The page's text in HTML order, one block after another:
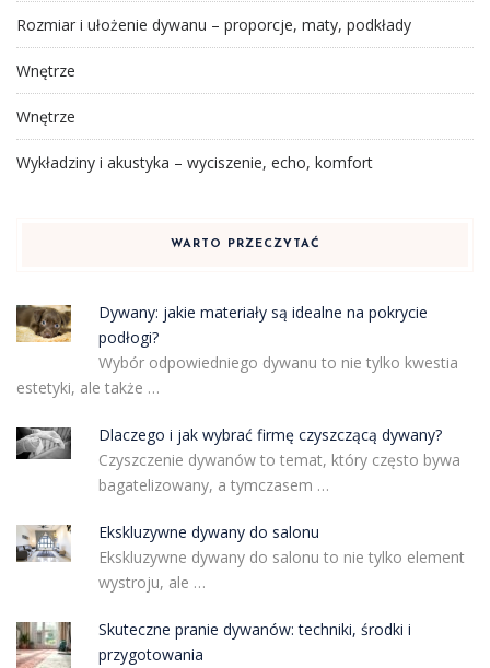
Rozmiar i ułożenie dywanu – proporcje, maty, podkłady
Wnętrze
Wnętrze
Wykładziny i akustyka – wyciszenie, echo, komfort
WARTO PRZECZYTAĆ
Dywany: jakie materiały są idealne na pokrycie
podłogi?
Wybór odpowiedniego dywanu to nie tylko kwestia
estetyki, ale także …
Dlaczego i jak wybrać firmę czyszczącą dywany?
Czyszczenie dywanów to temat, który często bywa
bagatelizowany, a tymczasem …
Ekskluzywne dywany do salonu
Ekskluzywne dywany do salonu to nie tylko element
wystroju, ale …
Skuteczne pranie dywanów: techniki, środki i
przygotowania